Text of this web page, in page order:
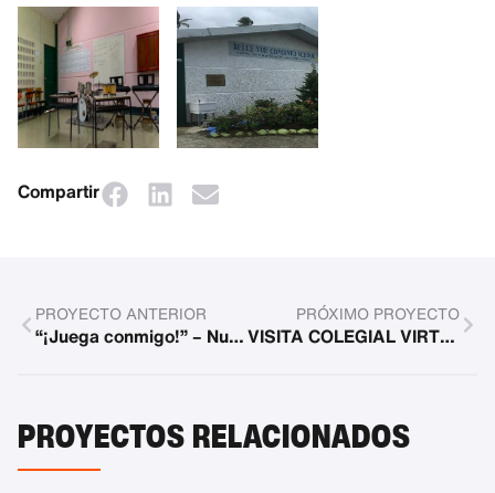
Compartir
PROYECTO ANTERIOR
“¡Juega conmigo!” – Nuevas ofertas en el Centro de Desarrollo Infantil (ZKE)
PRÓXIMO PROYECTO
VISITA COLEGIAL VIRTUAL GRACIAS A AVATARES PARA PACIENTES JÓVENES
PROYECTOS RELACIONADOS